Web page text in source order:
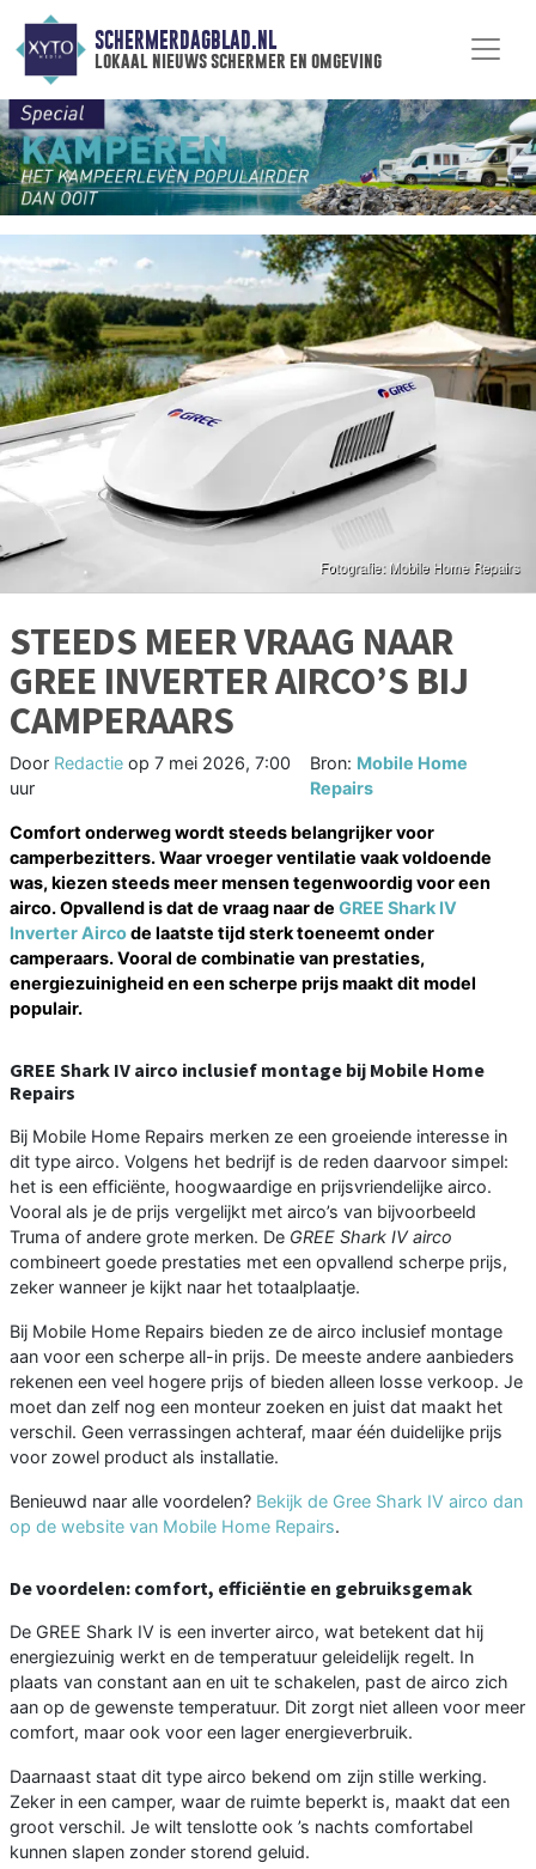
SCHERMERDAGBLAD.NL
lokaal nieuws schermer en omgeving
STEEDS MEER VRAAG NAAR
GREE INVERTER AIRCO’S BIJ
CAMPERAARS
Door Redactie op 7 mei 2026, 7:00
uur
Bron: Mobile Home
Repairs
Comfort onderweg wordt steeds belangrijker voor
camperbezitters. Waar vroeger ventilatie vaak voldoende
was, kiezen steeds meer mensen tegenwoordig voor een
airco. Opvallend is dat de vraag naar de GREE Shark IV
Inverter Aircode laatste tijd sterk toeneemt onder
camperaars. Vooral de combinatie van prestaties,
energiezuinigheid en een scherpe prijs maakt dit model
populair.
GREE Shark IV airco inclusief montage bij Mobile Home
Repairs
Bij Mobile Home Repairs merken ze een groeiende interesse in
dit type airco. Volgens het bedrijf is de reden daarvoor simpel:
het is een efficiënte, hoogwaardige en prijsvriendelijke airco.
Vooral als je de prijs vergelijkt met airco’s van bijvoorbeeld
Truma of andere grote merken. De GREE Shark IV airco
combineert goede prestaties met een opvallend scherpe prijs,
zeker wanneer je kijkt naar het totaalplaatje.
Bij Mobile Home Repairs bieden ze de airco inclusief montage
aan voor een scherpe all-in prijs. De meeste andere aanbieders
rekenen een veel hogere prijs of bieden alleen losse verkoop. Je
moet dan zelf nog een monteur zoeken en juist dat maakt het
verschil. Geen verrassingen achteraf, maar één duidelijke prijs
voor zowel product als installatie.
Benieuwd naar alle voordelen? Bekijk de Gree Shark IV airco dan
op de website van Mobile Home Repairs.
De voordelen: comfort, efficiëntie en gebruiksgemak
De GREE Shark IV is een inverter airco, wat betekent dat hij
energiezuinig werkt en de temperatuur geleidelijk regelt. In
plaats van constant aan en uit te schakelen, past de airco zich
aan op de gewenste temperatuur. Dit zorgt niet alleen voor meer
comfort, maar ook voor een lager energieverbruik.
Daarnaast staat dit type airco bekend om zijn stille werking.
Zeker in een camper, waar de ruimte beperkt is, maakt dat een
groot verschil. Je wilt tenslotte ook ’s nachts comfortabel
kunnen slapen zonder storend geluid.